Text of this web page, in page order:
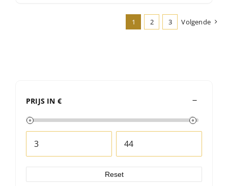
1 2 3 Volgende
PRIJS IN €
Reset